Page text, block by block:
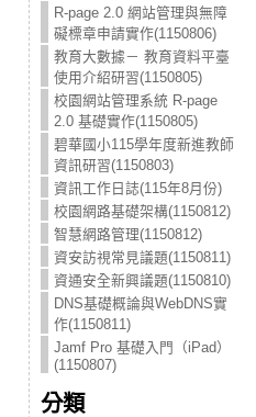
R-page 2.0 網站管理與無障
礙標章申請實作(1150806)
教育大數據－ 教育資料平臺
使用介紹研習(1150805)
校園網站管理系統 R-page
2.0 基礎實作(1150805)
碧華國小115學年度新進教師
資訊研習(1150803)
資訊工作日誌(115年8月份)
校園網路基礎架構(1150812)
智慧網路管理(1150812)
資安訪視常見議題(1150811)
資通安全新興議題(1150810)
DNS基礎概論與WebDNS實
作(1150811)
Jamf Pro 基礎入門（iPad）
(1150807)
分類